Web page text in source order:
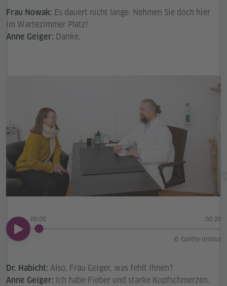
Frau Nowak: Es dauert nicht lange. Nehmen Sie doch hier
im Wartezimmer Platz!
Anne Geiger: Danke.
00:00 00:20
00:00
© Goethe-Institut
Dr. Habicht: Also, Frau Geiger, was fehlt Ihnen?
Anne Geiger: Ich habe Fieber und starke Kopfschmerzen.